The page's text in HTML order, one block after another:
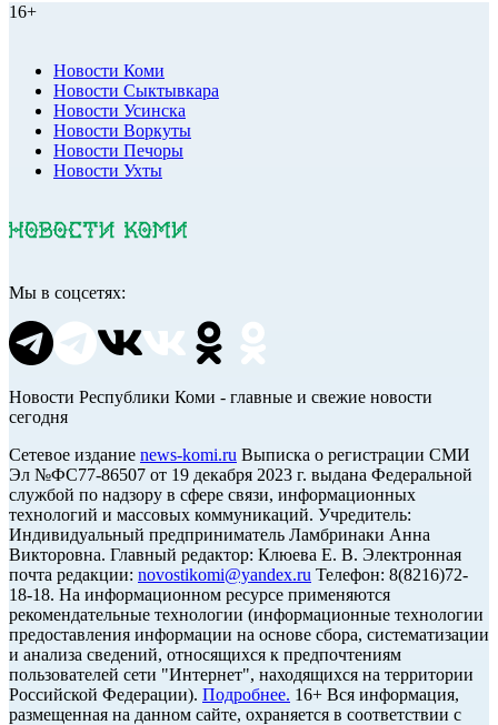
16+
Новости Коми
Новости Сыктывкара
Новости Усинска
Новости Воркуты
Новости Печоры
Новости Ухты
Мы в соцсетях:
Новости Республики Коми - главные и свежие новости
сегодня
Cетевое издание news-komi.ru Выписка о регистрации СМИ
Эл №ФС77-86507 от 19 декабря 2023 г. выдана Федеральной
службой по надзору в сфере связи, информационных
технологий и массовых коммуникаций. Учредитель:
Индивидуальный предприниматель Ламбринаки Анна
Викторовна. Главный редактор: Клюева Е. В. Электронная
почта редакции: novostikomi@yandex.ru Телефон: 8(8216)72-
18-18. На информационном ресурсе применяются
рекомендательные технологии (информационные технологии
предоставления информации на основе сбора, систематизации
и анализа сведений, относящихся к предпочтениям
пользователей сети "Интернет", находящихся на территории
Российской Федерации). Подробнее. 16+ Вся информация,
размещенная на данном сайте, охраняется в соответствии с